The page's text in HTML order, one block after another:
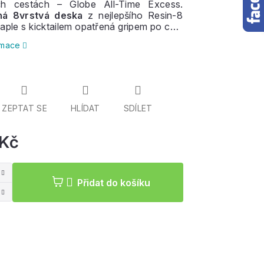
cena:
Přidat do košíku
cestách – Globe All-Time Excess.
8vrstvá deska z nejlepšího Resin-8
s kicktailem opatřená gripem po celé
65 mm, 78a
ZEPTAT SE HLÍDAT SDÍLET